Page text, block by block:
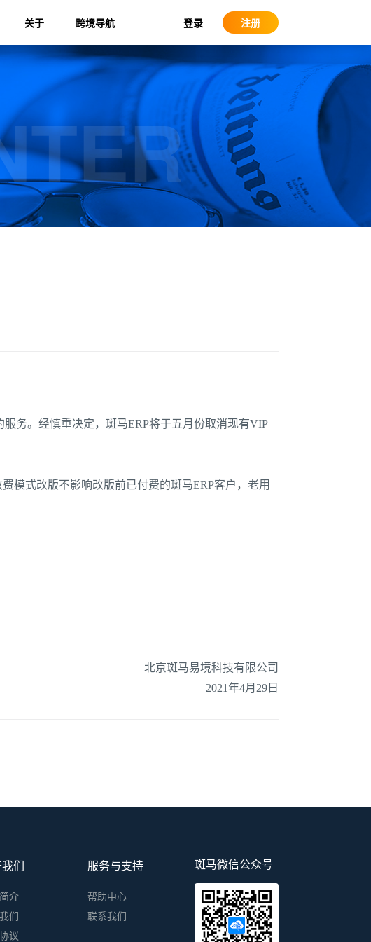
关于 跨境导航 登录 注册
服务。经慎重决定，斑马ERP将于五月份取消现有VIP
模式改版不影响改版前已付费的斑马ERP客户，老用
北京斑马易境科技有限公司
2021年4月29日
们
介
们
议
服务与支持
帮助中心
联系我们
斑马微信公众号